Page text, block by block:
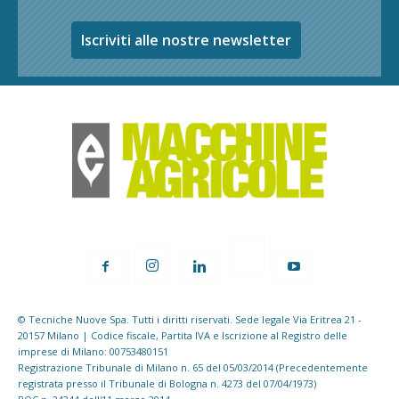
Iscriviti alle nostre newsletter
© Tecniche Nuove Spa. Tutti i diritti riservati. Sede legale Via Eritrea 21 -
20157 Milano | Codice fiscale, Partita IVA e Iscrizione al Registro delle
imprese di Milano: 00753480151
Registrazione Tribunale di Milano n. 65 del 05/03/2014 (Precedentemente
registrata presso il Tribunale di Bologna n. 4273 del 07/04/1973)